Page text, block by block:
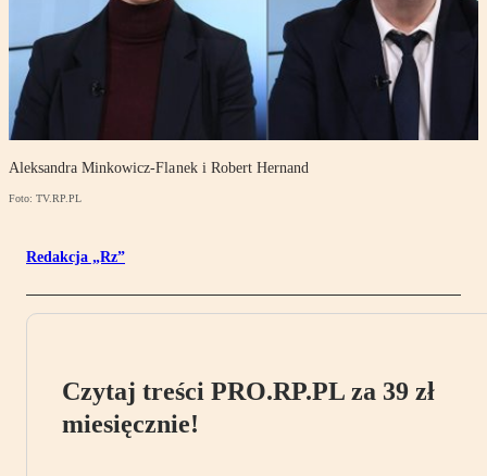
Aleksandra Minkowicz-Flanek i Robert Hernand
Foto: TV.RP.PL
Redakcja „Rz”
Czytaj treści PRO.RP.PL za 39 zł
miesięcznie!